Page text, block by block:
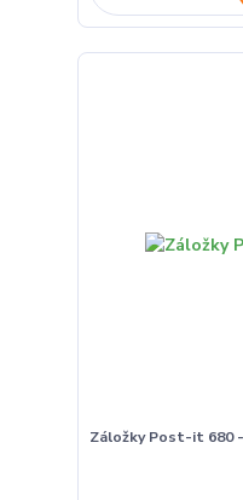
Záložky Post-it 680